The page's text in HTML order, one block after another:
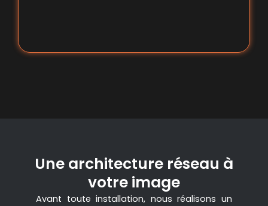
Une architecture réseau à
votre image
Avant toute installation, nous réalisons un